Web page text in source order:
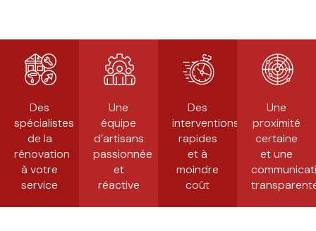
Des
spécialistes
de la
rénovation
à votre
service
Une
équipe
d’artisans
passionnée
et
réactive
Des
interventions
rapides
et à
moindre
coût
Une
proximité
certaine
et une